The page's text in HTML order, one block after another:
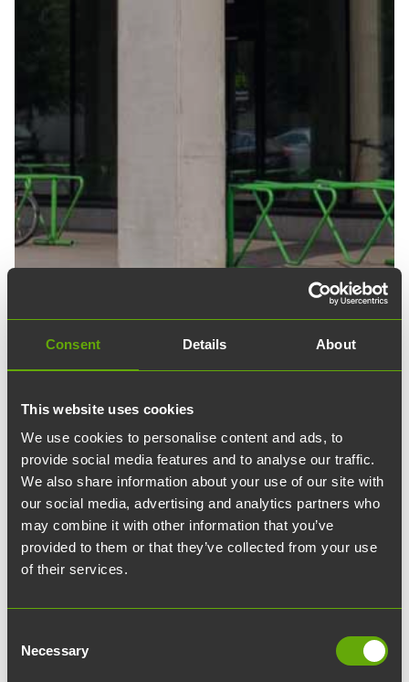
Consent Details About
This website uses cookies
We use cookies to personalise content and ads, to
provide social media features and to analyse our traffic.
We also share information about your use of our site with
our social media, advertising and analytics partners who
may combine it with other information that you’ve
provided to them or that they’ve collected from your use
of their services.
Selection
Necessary
05.09.2025
Pyöräpysäköintikokeilu
kiinnosti monia
pyöräpysäköintikokeilun, jossa 50 toimitilojen